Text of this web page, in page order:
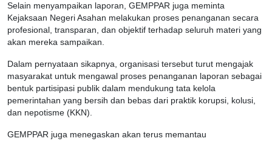
Selain menyampaikan laporan, GEMPPAR juga meminta
Kejaksaan Negeri Asahan melakukan proses penanganan secara
profesional, transparan, dan objektif terhadap seluruh materi yang
akan mereka sampaikan.
Dalam pernyataan sikapnya, organisasi tersebut turut mengajak
masyarakat untuk mengawal proses penanganan laporan sebagai
bentuk partisipasi publik dalam mendukung tata kelola
pemerintahan yang bersih dan bebas dari praktik korupsi, kolusi,
dan nepotisme (KKN).
GEMPPAR juga menegaskan akan terus memantau